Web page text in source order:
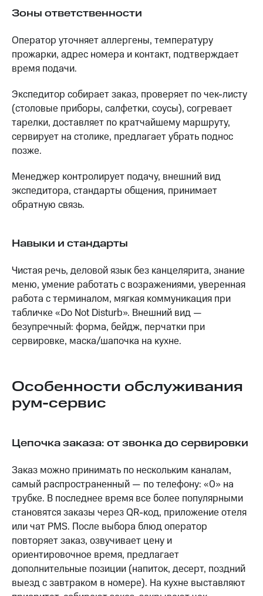
Зоны ответственности
Оператор уточняет аллергены, температуру
прожарки, адрес номера и контакт, подтверждает
время подачи.
Экспедитор собирает заказ, проверяет по чек-листу
(столовые приборы, салфетки, соусы), согревает
тарелки, доставляет по кратчайшему маршруту,
сервирует на столике, предлагает убрать поднос
позже.
Менеджер контролирует подачу, внешний вид
экспедитора, стандарты общения, принимает
обратную связь.
Навыки и стандарты
Чистая речь, деловой язык без канцелярита, знание
меню, умение работать с возражениями, уверенная
работа с терминалом, мягкая коммуникация при
табличке «Do Not Disturb». Внешний вид —
безупречный: форма, бейдж, перчатки при
сервировке, маска/шапочка на кухне.
Особенности обслуживания
рум-сервис
Цепочка заказа: от звонка до сервировки
Заказ можно принимать по нескольким каналам,
самый распространенный — по телефону: «0» на
трубке. В последнее время все более популярными
становятся заказы через QR-код, приложение отеля
или чат PMS. После выбора блюд оператор
повторяет заказ, озвучивает цену и
ориентировочное время, предлагает
дополнительные позиции (напиток, десерт, поздний
выезд с завтраком в номере). На кухне выставляют